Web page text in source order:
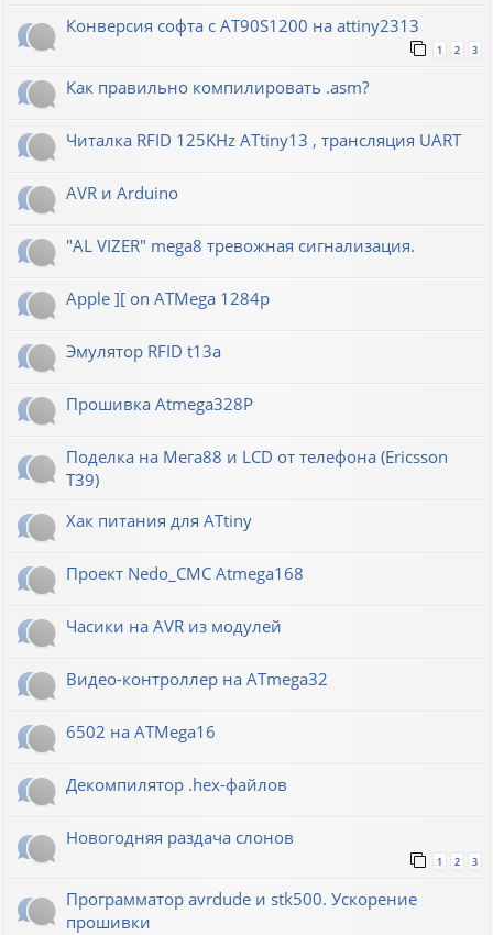
Конверсия софта с AT90S1200 на attiny2313
1 2 3
Как правильно компилировать .asm?
Читалка RFID 125KHz ATtiny13 , трансляция UART
AVR и Arduino
"AL VIZER" mega8 тревожная сигнализация.
Apple ][ on ATMega 1284p
Эмулятор RFID t13a
Прошивка Atmega328P
Поделка на Мега88 и LCD от телефона (Ericsson
T39)
Хак питания для ATtiny
Проект Nedo_CMC Atmega168
Часики на AVR из модулей
Видео-контроллер на ATmega32
6502 на ATMega16
Декомпилятор .hex-файлов
Новогодняя раздача слонов
1 2 3
Программатор avrdude и stk500. Ускорение
прошивки